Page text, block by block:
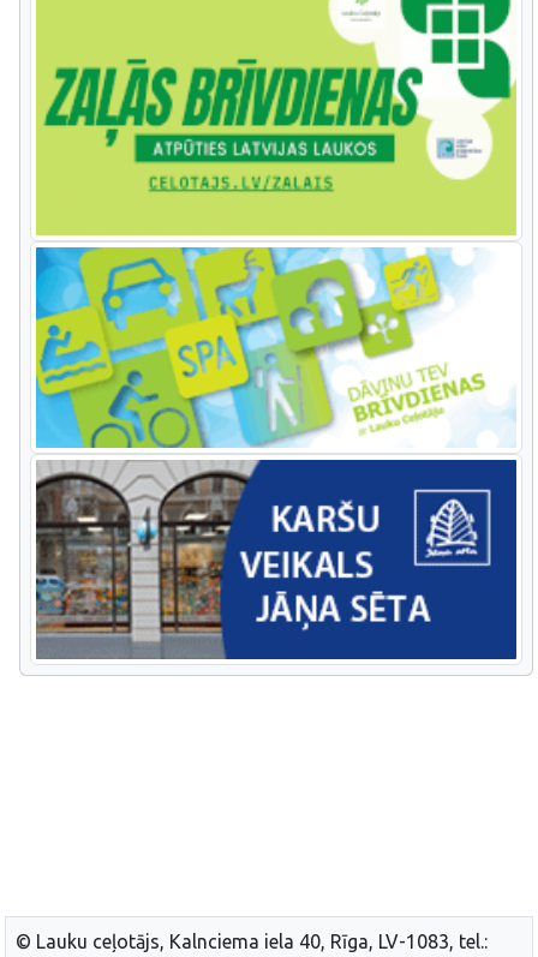
© Lauku ceļotājs, Kalnciema iela 40, Rīga, LV-1083, tel.: